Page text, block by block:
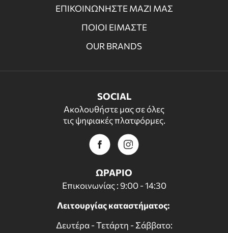
ΕΠΙΚΟΙΝΩΝΗΣΤΕ ΜΑΖΙ ΜΑΣ
ΠΟΙΟΙ ΕΙΜΑΣΤΕ
OUR BRANDS
SOCIAL
Ακολουθήστε μας σε όλες
τις ψηφιακές πλατφόρμες.
ΩΡΑΡΙΟ
Επικοινωνίας : 9:00 - 14:30
Λειτουργίας καταστήματος:
Δευτέρα - Τετάρτη - Σάββατο: